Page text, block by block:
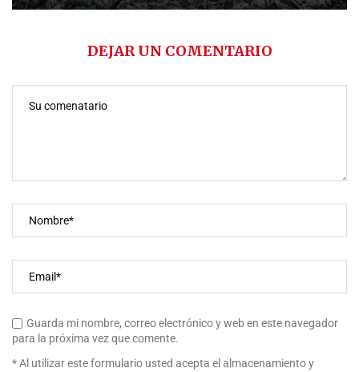
DEJAR UN COMENTARIO
Guarda mi nombre, correo electrónico y web en este navegador
para la próxima vez que comente.
* Al utilizar este formulario usted acepta el almacenamiento y